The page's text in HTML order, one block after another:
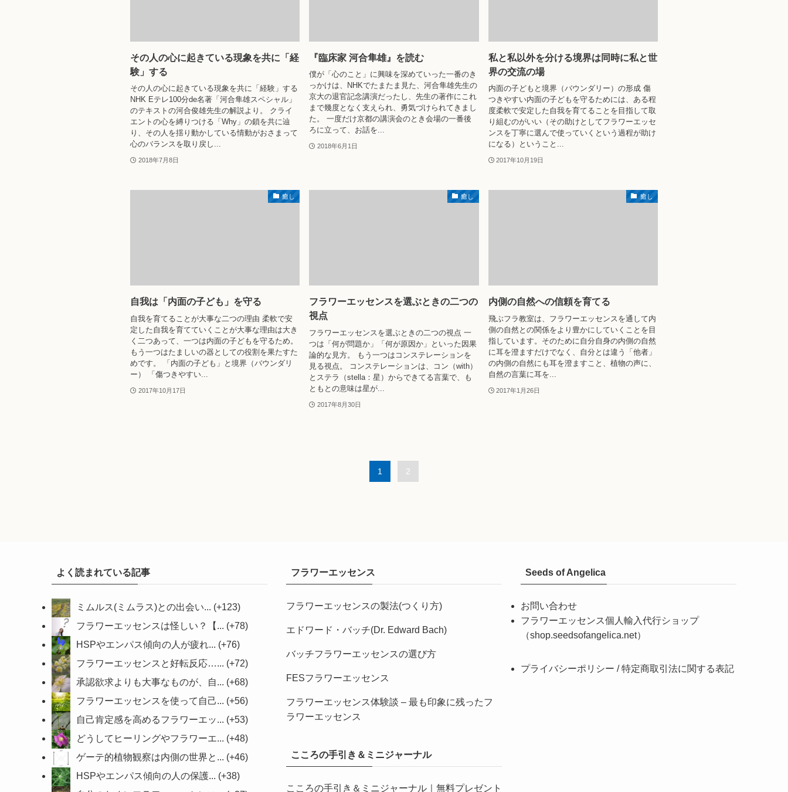
その人の心に起きている現象を共に「経
験」する
その人の心に起きている現象を共に「経験」する
NHK Eテレ100分de名著「河合隼雄スペシャル」
のテキストの河合俊雄先生の解説より。 クライ
エントの心を縛りつける「Why」の鎖を共に辿
り、その人を揺り動かしている情動がおさまって
心のバランスを取り戻し...
2018年7月8日
『臨床家 河合隼雄』を読む
僕が「心のこと」に興味を深めていった一番のき
っかけは、NHKでたまたま見た、河合隼雄先生の
京大の退官記念講演だったし、先生の著作にこれ
まで幾度となく支えられ、勇気づけられてきまし
た。 一度だけ京都の講演会のとき会場の一番後
ろに立って、お話を...
2018年6月1日
私と私以外を分ける境界は同時に私と世
界の交流の場
内面の子どもと境界（バウンダリー）の形成 傷
つきやすい内面の子どもを守るためには、ある程
度柔軟で安定した自我を育てることを目指して取
り組むのがいい（その助けとしてフラワーエッセ
ンスを丁寧に選んで使っていくという過程が助け
になる）ということ...
2017年10月19日
癒し
自我は「内面の子ども」を守る
自我を育てることが大事な二つの理由 柔軟で安
定した自我を育てていくことが大事な理由は大き
く二つあって、一つは内面の子どもを守るため。
もう一つはたましいの器としての役割を果たすた
めです。 「内面の子ども」と境界（バウンダリ
ー） 「傷つきやすい...
2017年10月17日
癒し
フラワーエッセンスを選ぶときの二つの
視点
フラワーエッセンスを選ぶときの二つの視点 一
つは「何が問題か」「何が原因か」といった因果
論的な見方。 もう一つはコンステレーションを
見る視点。 コンステレーションは、コン（with）
とステラ（stella：星）からできてる言葉で、も
ともとの意味は星が...
2017年8月30日
癒し
内側の自然への信頼を育てる
飛ぶフラ教室は、フラワーエッセンスを通して内
側の自然との関係をより豊かにしていくことを目
指しています。そのために自分自身の内側の自然
に耳を澄ますだけでなく、自分とは違う「他者」
の内側の自然にも耳を澄ますこと、植物の声に、
自然の言葉に耳を...
2017年1月26日
1 2
よく読まれている記事
ミムルス(ミムラス)との出会い... +123
フラワーエッセンスは怪しい？【... +78
HSPやエンパス傾向の人が疲れ... +76
フラワーエッセンスと好転反応…... +72
承認欲求よりも大事なものが、自... +68
フラワーエッセンスを使って自己... +56
自己肯定感を高めるフラワーエッ... +53
どうしてヒーリングやフラワーエ... +48
ゲーテ的植物観察は内側の世界と... +46
HSPやエンパス傾向の人の保護... +38
フラワーエッセンス
フラワーエッセンスの製法(つくり方)
エドワード・バッチ(Dr. Edward Bach)
バッチフラワーエッセンスの選び方
FESフラワーエッセンス
フラワーエッセンス体験談 – 最も印象に残ったフ
ラワーエッセンス
こころの手引き＆ミニジャーナル
こころの手引き＆ミニジャーナル｜無料プレゼント
Seeds of Angelica
お問い合わせ
フラワーエッセンス個人輸入代行ショップ
（shop.seedsofangelica.net）
プライバシーポリシー /特定商取引法に関する表記